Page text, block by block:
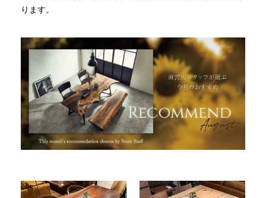
全商品一覧
新入荷情報
納品事例
INFORMATION
ります。